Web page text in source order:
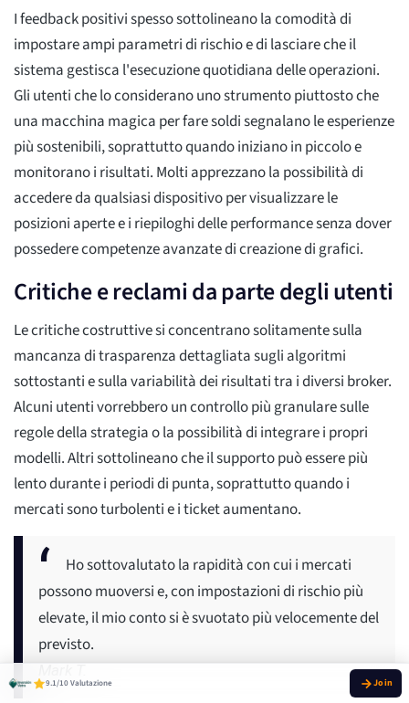
I feedback positivi spesso sottolineano la comodità di
impostare ampi parametri di rischio e di lasciare che il
sistema gestisca l'esecuzione quotidiana delle operazioni.
Gli utenti che lo considerano uno strumento piuttosto che
una macchina magica per fare soldi segnalano le esperienze
più sostenibili, soprattutto quando iniziano in piccolo e
monitorano i risultati. Molti apprezzano la possibilità di
accedere da qualsiasi dispositivo per visualizzare le
posizioni aperte e i riepiloghi delle performance senza dover
possedere competenze avanzate di creazione di grafici.
Critiche e reclami da parte degli utenti
Le critiche costruttive si concentrano solitamente sulla
mancanza di trasparenza dettagliata sugli algoritmi
sottostanti e sulla variabilità dei risultati tra i diversi broker.
Alcuni utenti vorrebbero un controllo più granulare sulle
regole della strategia o la possibilità di integrare i propri
modelli. Altri sottolineano che il supporto può essere più
lento durante i periodi di punta, soprattutto quando i
mercati sono turbolenti e i ticket aumentano.
Ho sottovalutato la rapidità con cui i mercati
possono muoversi e, con impostazioni di rischio più
elevate, il mio conto si è svuotato più velocemente del
previsto.
9.1/10 Valutazione